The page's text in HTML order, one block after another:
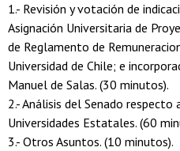
1.- Revisión y votación de
Asignación Universitaria de
de Reglamento de
Universidad de Chile; e
Manuel de Salas. (30 minutos).
2.- Análisis del Senado
Universidades Estatales. (60
3.- Otros Asuntos. (10 minutos).